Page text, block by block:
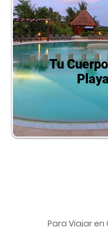
Tu
Para Viajar en